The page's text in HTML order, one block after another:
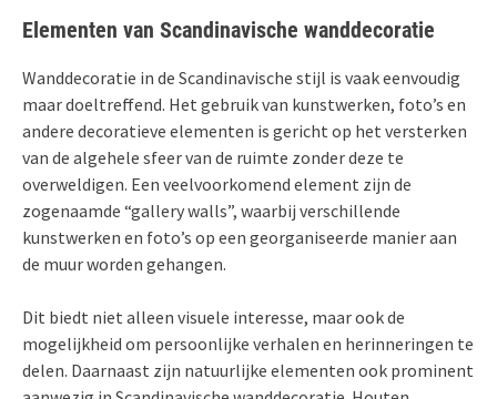
Elementen van Scandinavische wanddecoratie
Wanddecoratie in de Scandinavische stijl is vaak eenvoudig
maar doeltreffend. Het gebruik van kunstwerken, foto’s en
andere decoratieve elementen is gericht op het versterken
van de algehele sfeer van de ruimte zonder deze te
overweldigen. Een veelvoorkomend element zijn de
zogenaamde “gallery walls”, waarbij verschillende
kunstwerken en foto’s op een georganiseerde manier aan
de muur worden gehangen.
Dit biedt niet alleen visuele interesse, maar ook de
mogelijkheid om persoonlijke verhalen en herinneringen te
delen. Daarnaast zijn natuurlijke elementen ook prominent